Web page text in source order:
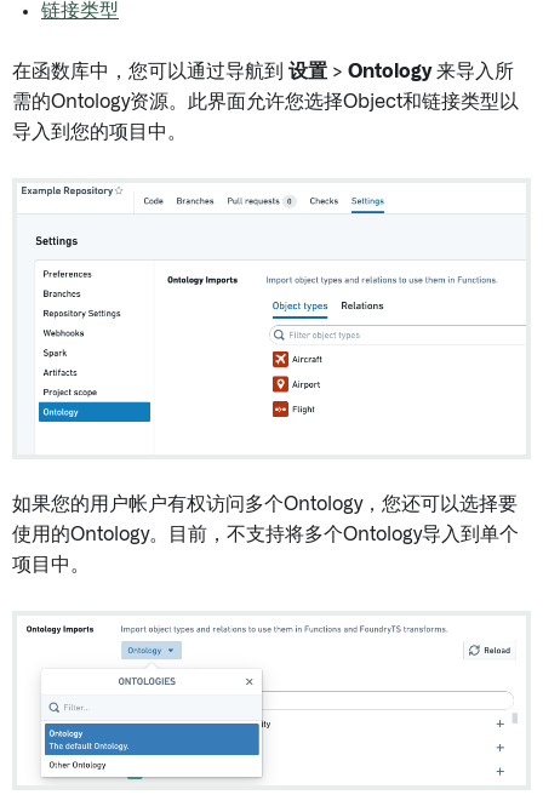
链接类型
在函数库中，您可以通过导航到 设置 > Ontology来导入所
需的Ontology资源。此界面允许您选择Object和链接类型以
导入到您的项目中。
如果您的用户帐户有权访问多个Ontology，您还可以选择要
使用的Ontology。目前，不支持将多个Ontology导入到单个
项目中。